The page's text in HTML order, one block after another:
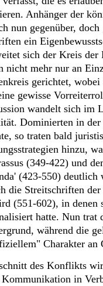
Anhänger der
nun gegenüber,
ein
sich der Kreis
nicht mehr nur an
gerichtet,
gewisse
wandelt sich im
Dominierten in der
so traten bald
hinzu,
(349-422) und
(423-550)
die Streitschriften
(551-602), in denen
hatte. Nun trat
während die
Charakter an
des Konflikts
in